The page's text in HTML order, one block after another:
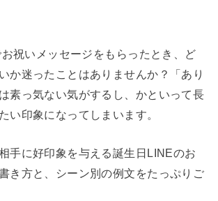
祝いメッセージをもらったとき、ど
か迷ったことはありませんか？「あり
素っ気ない気がするし、かといって長
い印象になってしまいます。
手に好印象を与える誕生日LINEのお
き方と、シーン別の例文をたっぷりご